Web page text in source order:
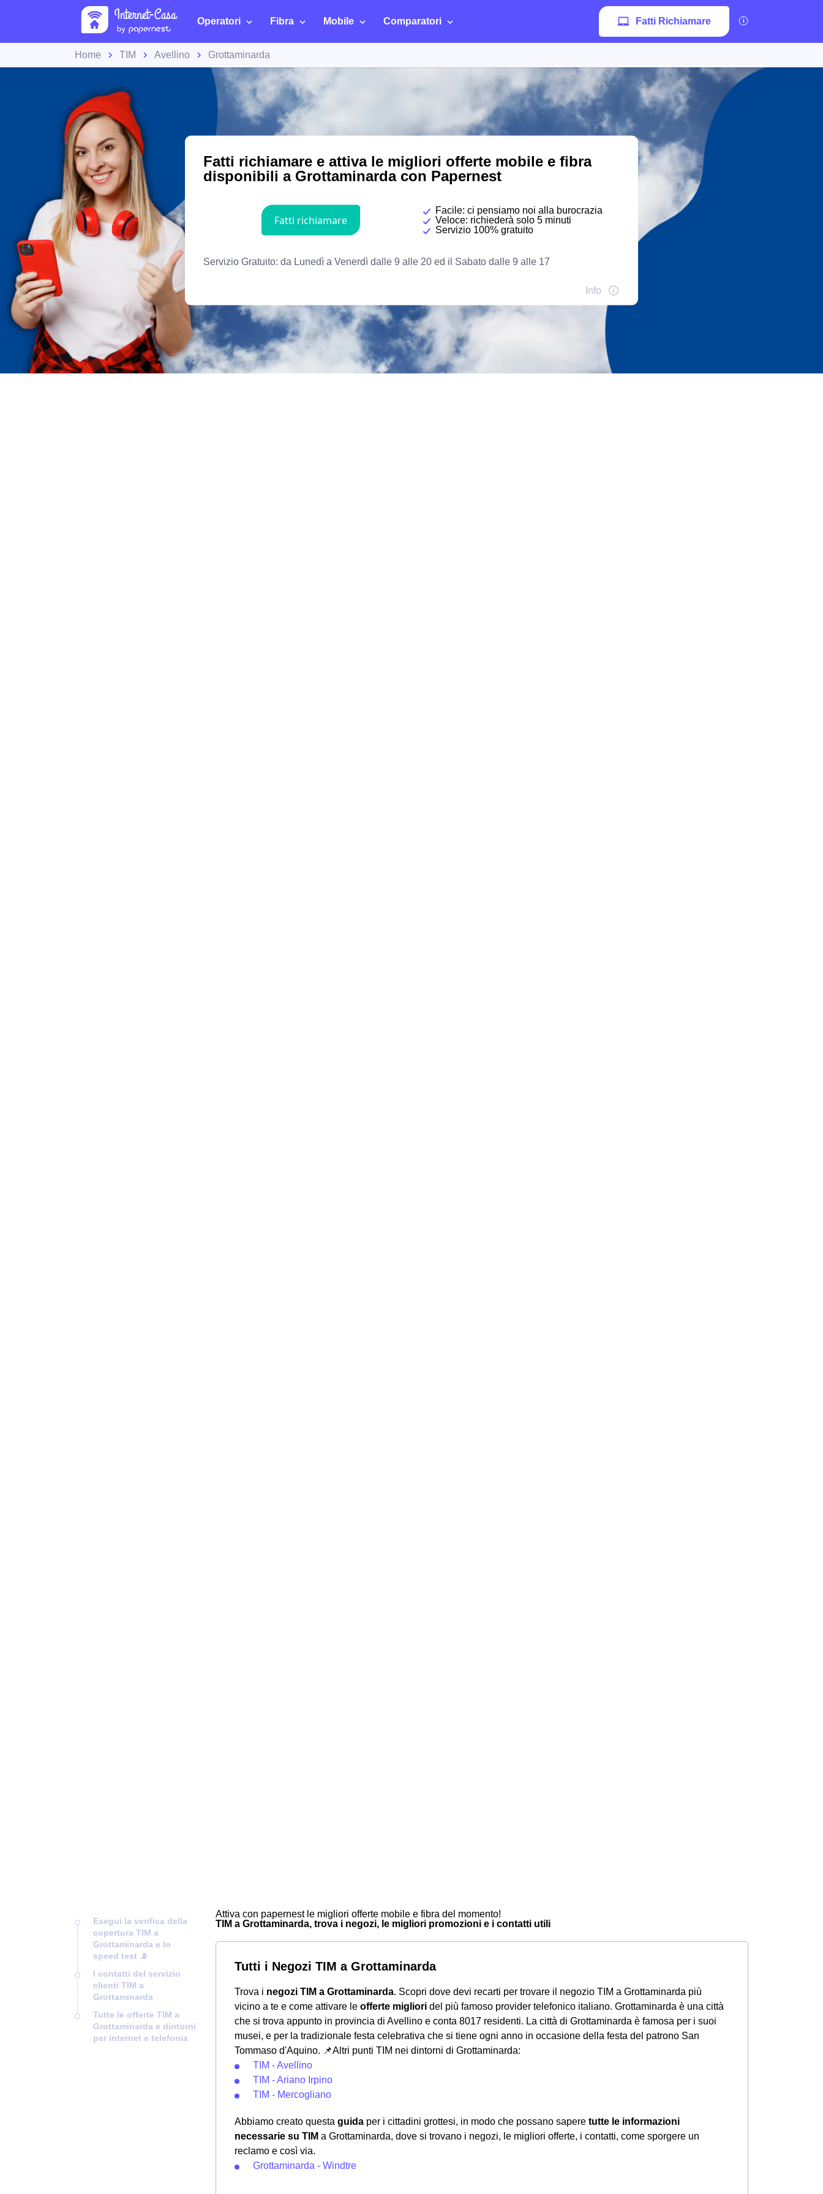
Operatori Fibra Mobile Comparatori Fatti Richiamare
Home TIM Avellino Grottaminarda
Esegui la verifica della
copertura TIM a
Grottaminarda e lo
speed test 📡
I contatti del servizio
clienti TIM a
Grottaminarda
Tutte le offerte TIM a
Grottaminarda e dintorni
per internet e telefonia
Attiva con papernest le migliori offerte mobile e fibra del momento!
TIM a Grottaminarda, trova i negozi, le migliori promozioni e i contatti utili
Tutti i Negozi TIM a Grottaminarda
Trova i negozi TIM a Grottaminarda. Scopri dove devi recarti per trovare il negozio TIM a Grottaminarda più
vicino a te e come attivare le offerte migliori del più famoso provider telefonico italiano. Grottaminarda è una città
che si trova appunto in provincia di Avellino e conta 8017 residenti. La città di Grottaminarda è famosa per i suoi
musei, e per la tradizionale festa celebrativa che si tiene ogni anno in occasione della festa del patrono San
Tommaso d'Aquino. 📌Altri punti TIM nei dintorni di Grottaminarda:
TIM - Avellino
TIM - Ariano Irpino
TIM - Mercogliano
Abbiamo creato questa guida per i cittadini grottesi, in modo che possano sapere tutte le informazioni
necessarie su TIM a Grottaminarda, dove si trovano i negozi, le migliori offerte, i contatti, come sporgere un
reclamo e così via.
Grottaminarda - Windtre